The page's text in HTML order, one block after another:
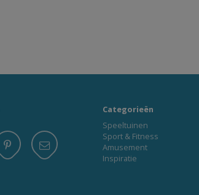
Categorieën
Speeltuinen
Sport & Fitness
Amusement
Inspiratie